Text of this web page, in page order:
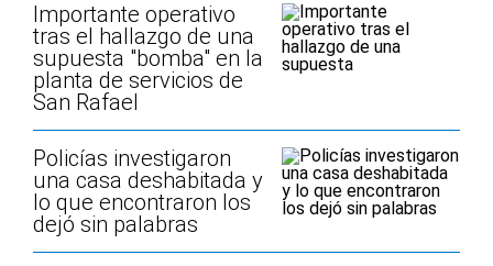
Importante operativo
tras el hallazgo de una
supuesta "bomba" en la
planta de servicios de
San Rafael
Policías investigaron
una casa deshabitada y
lo que encontraron los
dejó sin palabras